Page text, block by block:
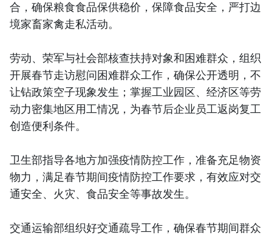
合，确保粮食食品保供稳价，保障食品安全，严打边
境家畜家禽走私活动。
劳动、荣军与社会部核查扶持对象和困难群众，组织
开展春节走访慰问困难群众工作，确保公开透明，不
让钻政策空子现象发生；掌握工业园区、经济区等劳
动力密集地区用工情况，为春节后企业员工返岗复工
创造便利条件。
卫生部指导各地方加强疫情防控工作，准备充足物资
物力，满足春节期间疫情防控工作要求，有效应对交
通安全、火灾、食品安全等事故发生。
交通运输部组织好交通疏导工作，确保春节期间群众